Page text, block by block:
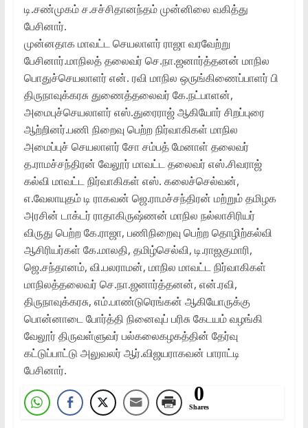
டி.சண்முகம் ச.சச்சிதானந்தம் முன்னிலை வகித்து
பேசினார்.
முன்னதாக மாவட்ட செயலாளர் ராஜா வரவேற்று
பேசினார்.மாநிலத் தலைவர் செ.நா.ஜனார்த்தனன் மாநில
பொதுச்செயலாளர் என். ரவி மாநில ஒருங்கிணைப்பாளர் பி
திருநாவுக்கரசு துணைத்தலைவர் கே.நட்பாளன்,
அமைபுச்செயலாளர் எஸ்.துரைராஜ் ஆகியோர் சிறப்புரை
ஆற்றினர்.பணி நிறைவு பெற்ற நிர்வாகிகள் மாநில
அமைப்புச் செயலாளர் சோ சம்பத் மேனாள் தலைவர்
த.ராமச்சந்திரன் வேலூர் மாவட்ட தலைவர் எஸ்.சிவராஜ்
கல்வி மாவட்ட நிர்வாகிகள் எஸ். கலைச்செல்வன்,
எ.வேலாயுதம் டி ராகவன் ஜெ.ராமச்சந்திரன் மற்றும் தமிழக
அரசின் டாக்டர் ராதாகிருஷ்ணன் மாநில நல்லாசிரியர்
விருது பெற்ற கே.ராஜா, பணிநிறைவு பெற்ற தொழிற்கல்வி
ஆசிரியர்கள் கே.மாலதி, தமிழ்செல்வி, டி.ராஜகுமாரி,
ஜெ.சந்தானம், வி.பலராமன், மாநில மாவட்ட நிர்வாகிகள்
மாநிலத்தலைவர் செ.நா.ஜனார்த்தனன், என்.ரவி,
திருநாவுக்கரசு, எம்.பாண்டுரெங்கன் ஆகியோருக்கு
பொன்னாடை போர்த்தி நினைவுப் பரிசு கேடயம் வழங்கி
வேலூர் திருவள்ளுவர் பல்கலைகழகத்தின் தேர்வு
கட்டுப்பாட்டு அலுவலர் ஆர்.விஜயராகவன் பாராட்டி
பேசினார்.
0
Shares